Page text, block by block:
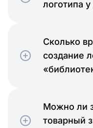
логотипа
Сколько
создание
Можно ли
товарный